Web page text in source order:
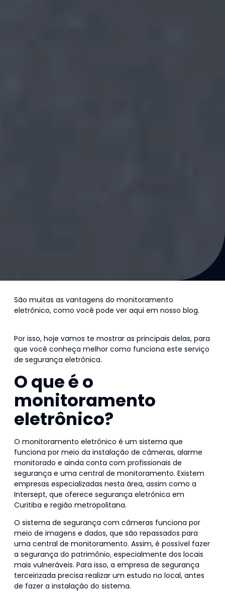
São muitas as vantagens do monitoramento
eletrônico, como você pode ver aqui em nosso blog.
Por isso, hoje vamos te mostrar as principais delas, para
que você conheça melhor como funciona este serviço
de segurança eletrônica.
O que é o
monitoramento
eletrônico?
O monitoramento eletrônico é um sistema que
funciona por meio da instalação de câmeras, alarme
monitorado e ainda conta com profissionais de
segurança e uma central de monitoramento. Existem
empresas especializadas nesta área, assim como a
Intersept, que oferece segurança eletrônica em
Curitiba e região metropolitana.
O sistema de segurança com câmeras funciona por
meio de imagens e dados, que são repassados para
uma central de monitoramento. Assim, é possível fazer
a segurança do patrimônio, especialmente dos locais
mais vulneráveis. Para isso, a empresa de segurança
terceirizada precisa realizar um estudo no local, antes
de fazer a instalação do sistema.